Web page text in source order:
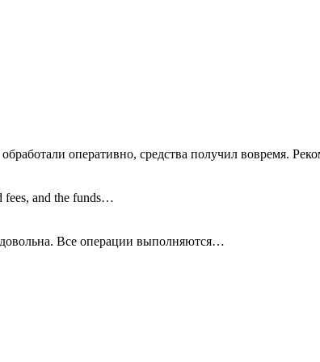
оперативно, средства получил вовремя.
fees, and the funds…
Все операции выполняются…